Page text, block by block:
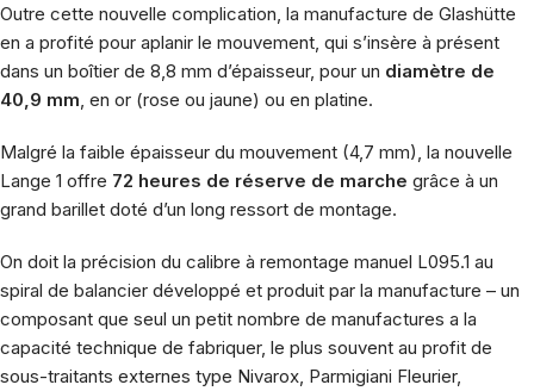
Outre cette nouvelle complication, la manufacture de Glashütte
en a profité pour aplanir le mouvement, qui s’insère à présent
dans un boîtier de 8,8 mm d’épaisseur, pour un diamètre de
40,9 mm , en or (rose ou jaune) ou en platine.
Malgré la faible épaisseur du mouvement (4,7 mm), la nouvelle
Lange 1 offre 72 heures de réserve de marche grâce à un
grand barillet doté d’un long ressort de montage.
On doit la précision du calibre à remontage manuel L095.1 au
spiral de balancier développé et produit par la manufacture – un
composant que seul un petit nombre de manufactures a la
capacité technique de fabriquer, le plus souvent au profit de
sous-traitants externes type Nivarox, Parmigiani Fleurier,